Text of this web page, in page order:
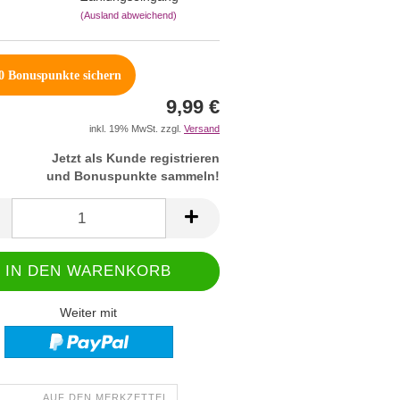
(Ausland abweichend)
Bonuspunkte sichern
9,99 €
inkl. 19% MwSt. zzgl. Versand
Jetzt als Kunde registrieren
und Bonuspunkte sammeln!
Weiter mit
AUF DEN MERKZETTEL